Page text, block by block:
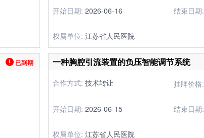
开始日期: 2026-06-16 结束日期:
权属单位: 江苏省人民医院
已到期 一种胸腔引流装置的负压智能调节系统
合作方式: 技术转让 挂牌价格:
开始日期: 2026-06-15 结束日期:
权属单位: 江苏省人民医院